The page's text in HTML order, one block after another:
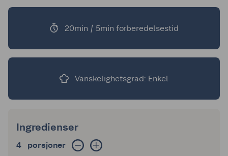
20min / 5min forberedelsestid
Vanskelighetsgrad: Enkel
Ingredienser
4 porsjoner
4 porsjoner